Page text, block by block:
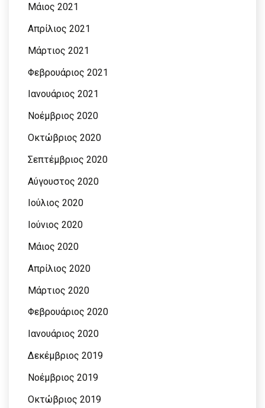
Μάιος 2021
Απρίλιος 2021
Μάρτιος 2021
Φεβρουάριος 2021
Ιανουάριος 2021
Νοέμβριος 2020
Οκτώβριος 2020
Σεπτέμβριος 2020
Αύγουστος 2020
Ιούλιος 2020
Ιούνιος 2020
Μάιος 2020
Απρίλιος 2020
Μάρτιος 2020
Φεβρουάριος 2020
Ιανουάριος 2020
Δεκέμβριος 2019
Νοέμβριος 2019
Οκτώβριος 2019